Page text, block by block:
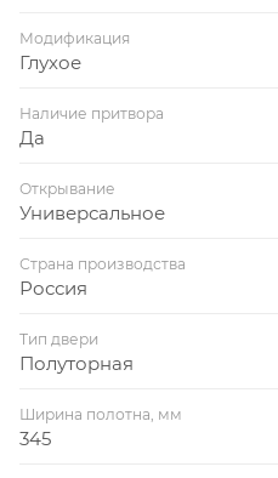
Модификация
Глухое
Наличие притвора
Да
Открывание
Универсальное
Страна производства
Россия
Тип двери
Полуторная
Ширина полотна, мм
345